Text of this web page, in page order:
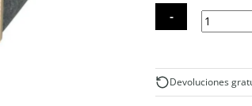
para
gatos
de
Devoluciones